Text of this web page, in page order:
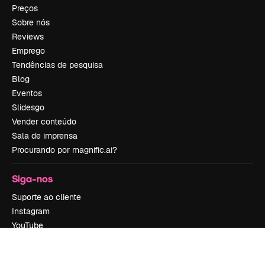
Preços
Sobre nós
Reviews
Emprego
Tendências de pesquisa
Blog
Eventos
Slidesgo
Vender conteúdo
Sala de imprensa
Procurando por magnific.ai?
Siga-nos
Suporte ao cliente
Instagram
YouTube